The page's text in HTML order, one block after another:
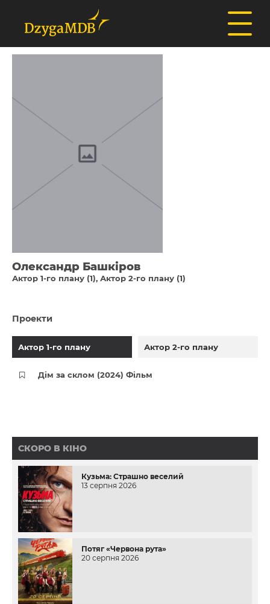
Олександр Башкіров
Актор 1-го плану (1) Актор 2-го плану (1)
Проекти
Актор 1-го плану Актор 2-го плану
Дім за склом (2024) Фільм
СКОРО В КІНО
Кузьма: Страшно веселий
13 серпня 2026
Потяг «Червона рута»
20 серпня 2026